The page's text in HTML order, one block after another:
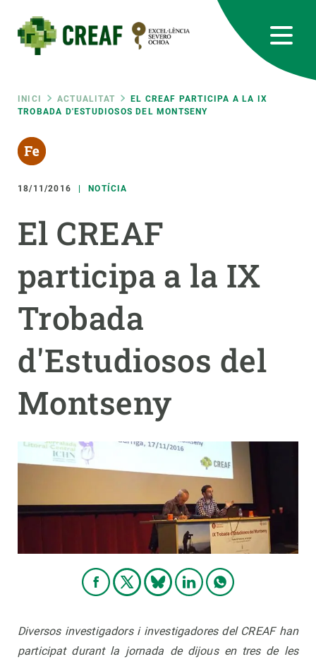
contingut
Fil
d'ariadna
INICI ACTUALITAT
EL CREAF PARTICIPA A LA IX
TROBADA D'ESTUDIOSOS DEL MONTSENY
18/11/2016 NOTÍCIA
El CREAF
participa a la IX
Trobada
d'Estudiosos del
Montseny
Diversos investigadors i investigadores del CREAF han
participat durant la jornada de dijous en tres de les
RRSS
Featured
responsive
INTRANET
Responsive
menu
CIÈNCIA EN ACCIÓ
UNEIX-TE A NOSALTRES
PARTICIPA